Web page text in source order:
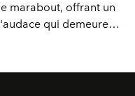
marabout, offrant un
qui demeure